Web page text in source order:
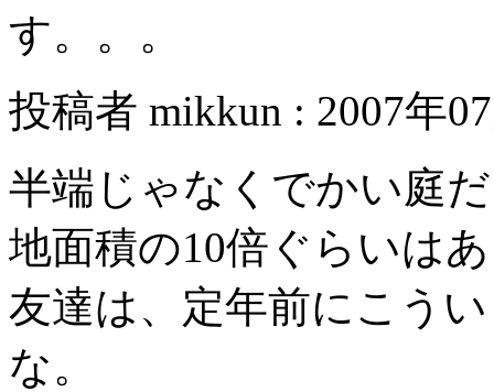
す。。。
投稿者 mikkun : 2007年
半端じゃなくでかい庭
地面積の10倍ぐらいは
友達は、定年前にこう
な。